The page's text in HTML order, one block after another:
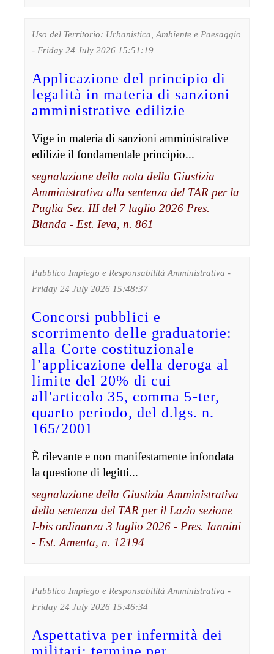
Uso del Territorio: Urbanistica, Ambiente e Paesaggio
- Friday 24 July 2026 15:51:19
Applicazione del principio di
legalità in materia di sanzioni
amministrative edilizie
Vige in materia di sanzioni amministrative
edilizie il fondamentale principio...
segnalazione della nota della Giustizia
Amministrativa alla sentenza del TAR per la
Puglia Sez. III del 7 luglio 2026 Pres.
Blanda - Est. Ieva, n. 861
Pubblico Impiego e Responsabilità Amministrativa -
Friday 24 July 2026 15:48:37
Concorsi pubblici e
scorrimento delle graduatorie:
alla Corte costituzionale
l’applicazione della deroga al
limite del 20% di cui
all'articolo 35, comma 5-ter,
quarto periodo, del d.lgs. n.
165/2001
È rilevante e non manifestamente infondata
la questione di legitti...
segnalazione della Giustizia Amministrativa
della sentenza del TAR per il Lazio sezione
I-bis ordinanza 3 luglio 2026 - Pres. Iannini
- Est. Amenta, n. 12194
Pubblico Impiego e Responsabilità Amministrativa -
Friday 24 July 2026 15:46:34
Aspettativa per infermità dei
militari: termine per